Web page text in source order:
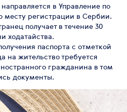
в Управление по
месту регистрации в Сербии.
получает в течение 30
ходатайства.
паспорта с отметкой
на жительство требуется
гражданина в том
документы.